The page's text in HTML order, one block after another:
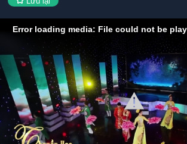
Error loading media: File could not be